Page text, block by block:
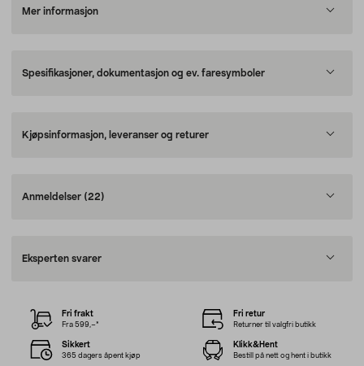
Mer informasjon
Spesifikasjoner, dokumentasjon og ev. faresymboler
Kjøpsinformasjon, leveranser og returer
Anmeldelser (22)
Eksperten svarer
Fri frakt
Fra 599,–*
Fri retur
Returner til valgfri butikk
Sikkert
365 dagers åpent kjøp
Klikk&Hent
Bestill på nett og hent i butikk